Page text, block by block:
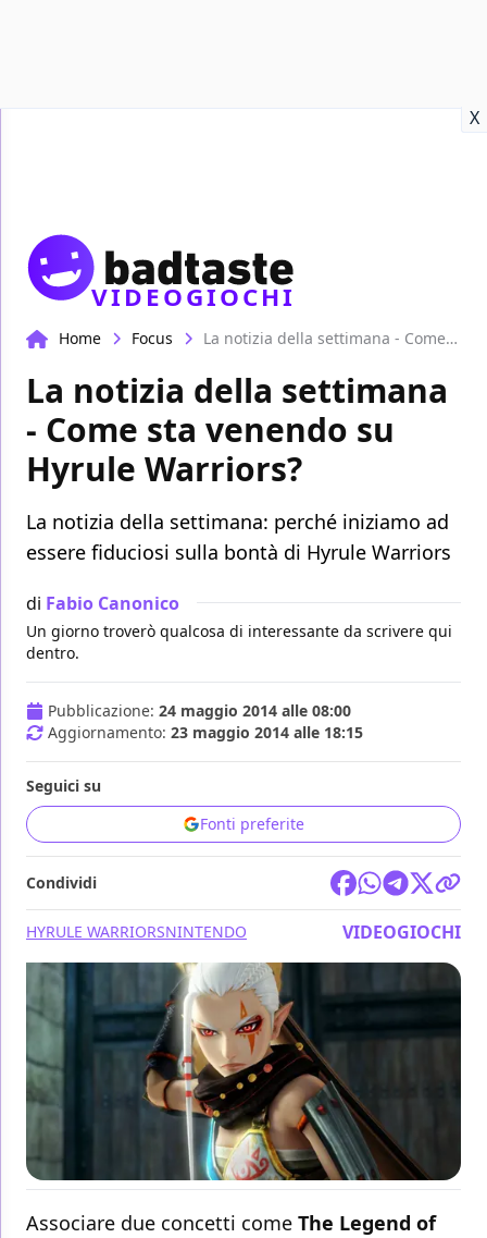
X
VIDEOGIOCHI
Home Focus La notizia della settimana - Come sta venendo su Hyrule Warriors?
La notizia della settimana
- Come sta venendo su
Hyrule Warriors?
La notizia della settimana: perché iniziamo ad
essere fiduciosi sulla bontà di Hyrule Warriors
di Fabio Canonico
Un giorno troverò qualcosa di interessante da scrivere qui
dentro.
Pubblicazione: 24 maggio 2014 alle 08:00
Aggiornamento: 23 maggio 2014 alle 18:15
Seguici su
Fonti preferite
Condividi
HYRULE WARRIORSNINTENDO VIDEOGIOCHI
Associare due concetti come The Legend of